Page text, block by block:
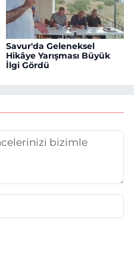
Savur'da Geleneksel
Hikâye Yarışması Büyük
İlgi Gördü